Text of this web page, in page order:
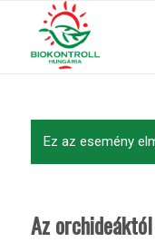
Ez az esemény
Az